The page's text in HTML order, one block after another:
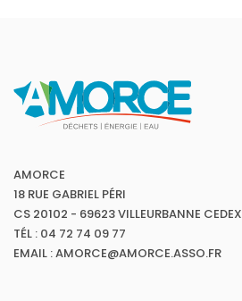
AMORCE
18 RUE GABRIEL PÉRI
CS 20102 - 69623 VILLEURBANNE CEDEX
TÉL : 04 72 74 09 77
EMAIL : AMORCE@AMORCE.ASSO.FR